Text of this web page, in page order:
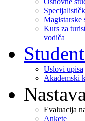
Magistarske
Kurs za
vodiča
Uslovi upisa
Akademski
Evaluacija
Ankete